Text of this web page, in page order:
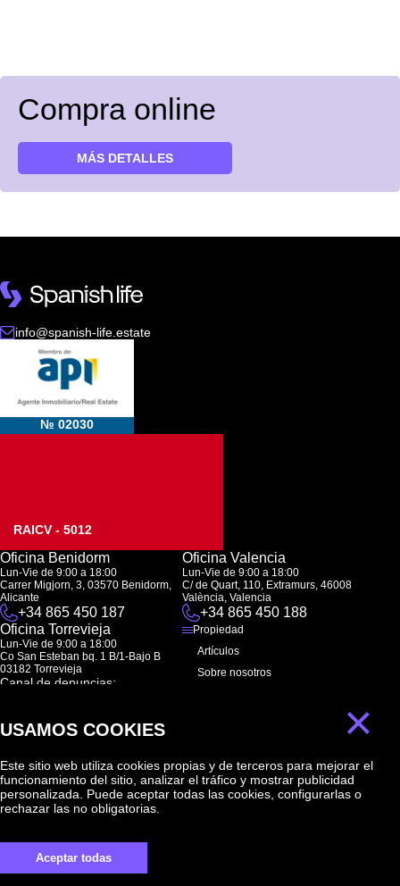
Compra online
MÁS DETALLES
info@spanish-life.estate
№ 02030
RAICV - 5012
Oficina Benidorm
Lun-Vie de 9:00 a 18:00
Carrer Migjorn, 3, 03570 Benidorm,
Alicante
+34 865 450 187
Oficina Valencia
Lun-Vie de 9:00 a 18:00
C/ de Quart, 110, Extramurs, 46008
València, Valencia
+34 865 450 188
Oficina Torrevieja
Lun-Vie de 9:00 a 18:00
Co San Esteban bq. 1 B/1-Bajo B
03182 Torrevieja
Canal de denuncias:
Propiedad
Artículos
Sobre nosotros
Suscripción
Suscríbase a nuestras noticias. Envío semanal
×
USAMOS COOKIES
Este sitio web utiliza cookies propias y de terceros para mejorar el
funcionamiento del sitio, analizar el tráfico y mostrar publicidad
personalizada. Puede aceptar todas las cookies, configurarlas o
rechazar las no obligatorias.
Aceptar todas